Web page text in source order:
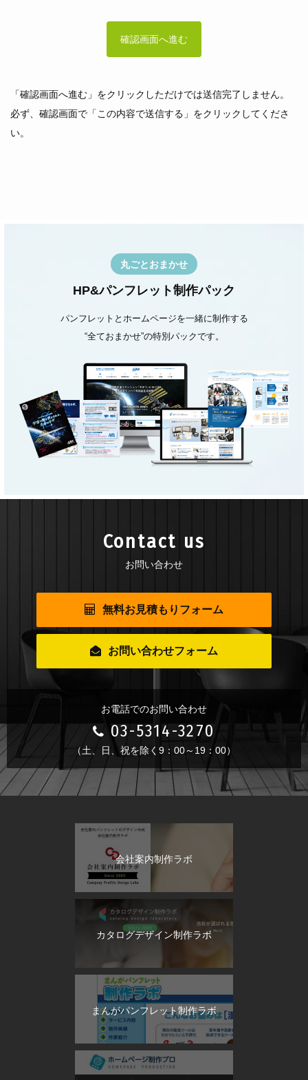
「確認画面へ進む」をクリックしただけでは送信完了しません。
必ず、確認画面で「この内容で送信する」をクリックしてくださ
い。
丸ごとおまかせ
HP&パンフレット制作パック
パンフレットとホームページを一緒に制作する
“全ておまかせ”の特別パックです。
Contact us
お問い合わせ
無料お見積もりフォーム
お問い合わせフォーム
お電話でのお問い合わせ
03-5314-3270
（土、日、祝を除く9：00～19：00）
会社案内制作ラボ
カタログデザイン制作ラボ
まんがパンフレット制作ラボ